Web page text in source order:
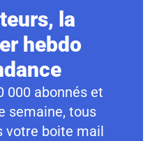
la
hebdo
000 abonnés et
semaine, tous
votre boite mail